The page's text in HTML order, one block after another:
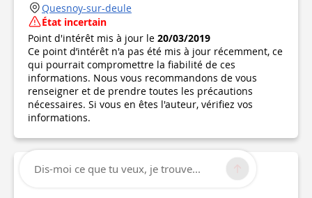
Quesnoy-sur-deule
État incertain
Point d'intérêt mis à jour le 20/03/2019
Ce point d’intérêt n'a pas été mis à jour récemment, ce
qui pourrait compromettre la fiabilité de ces
informations. Nous vous recommandons de vous
renseigner et de prendre toutes les précautions
nécessaires. Si vous en êtes l'auteur, vérifiez vos
informations.
Dis-moi ce que tu veux, je trouve...